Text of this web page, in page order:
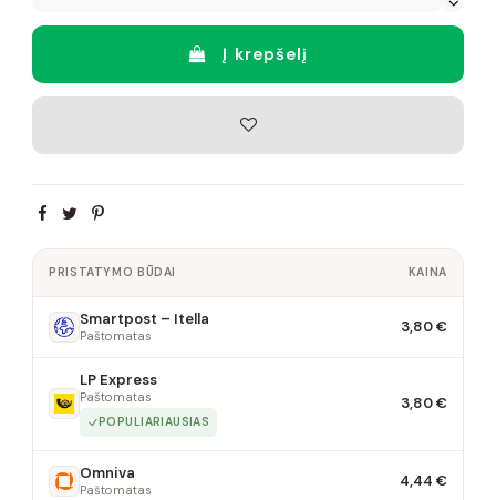
Į krepšelį
PRISTATYMO BŪDAI KAINA
Smartpost – Itella
Paštomatas 3,80 €
LP Express
Paštomatas
POPULIARIAUSIAS
3,80 €
Omniva
Paštomatas 4,44 €